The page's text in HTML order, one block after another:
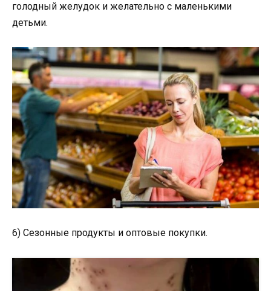
голодный желудок и желательно с маленькими
детьми.
6) Сезонные продукты и оптовые покупки.